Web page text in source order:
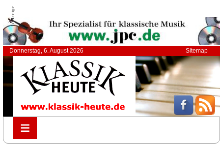
Anzeige
Donnerstag, 6. August 2026 Sitemap
≡
≡